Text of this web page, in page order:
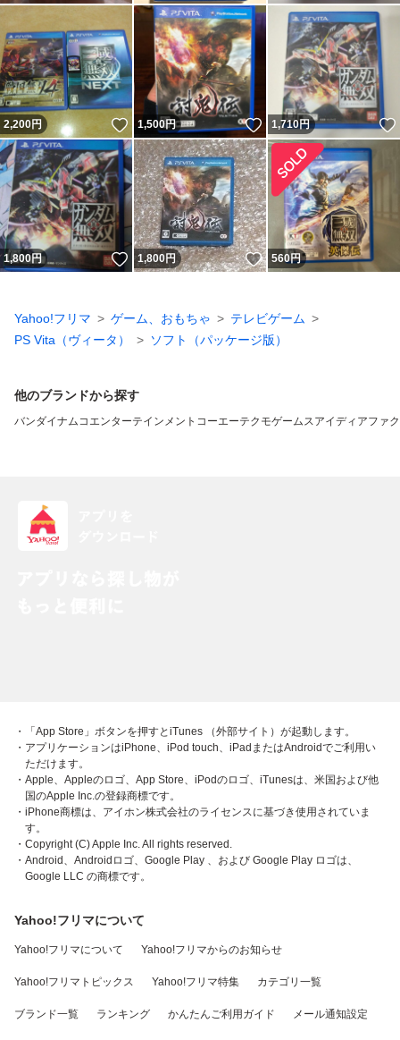
2,200円 いいね！
1,500円 いいね！
1,710円
1,800円 いいね！
1,800円 いいね！
560円
Yahoo!フリマ ゲーム、おもちゃ
テレビゲーム
PS Vita（ヴィータ）
ソフト（パッケージ版）
他のブランドから探す
バンダイナムコエンターテインメント コーエーテクモゲームスアイディアファ
・「App Store」ボタンを押すとiTunes （外部サイト）が起動します。
・アプリケーションはiPhone、iPod touch、iPadまたはAndroidでご利用い
ただけます。
・Apple、Appleのロゴ、App Store、iPodのロゴ、iTunesは、米国および他
国のApple Inc.の登録商標です。
・iPhone商標は、アイホン株式会社のライセンスに基づき使用されていま
す。
・Copyright (C) Apple Inc. All rights reserved.
・Android、Androidロゴ、Google Play 、および Google Play ロゴは、
Google LLC の商標です。
Yahoo!フリマについて
Yahoo!フリマについて Yahoo!フリマからのお知らせ
Yahoo!フリマトピックス Yahoo!フリマ特集 カテゴリ一覧
ブランド一覧 ランキング かんたんご利用ガイド メール通知設定